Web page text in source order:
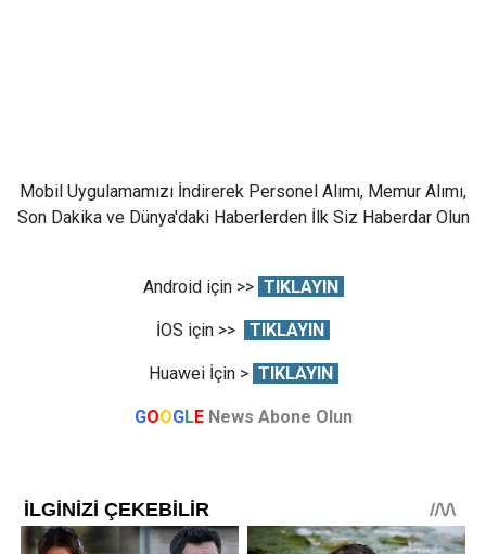
Mobil Uygulamamızı İndirerek Personel Alımı, Memur Alımı,
Son Dakika ve Dünya'daki Haberlerden İlk Siz Haberdar Olun
Android için >> TIKLAYIN
İOS için >> TIKLAYIN
Huawei İçin > TIKLAYIN
GOOGLE News Abone Olun